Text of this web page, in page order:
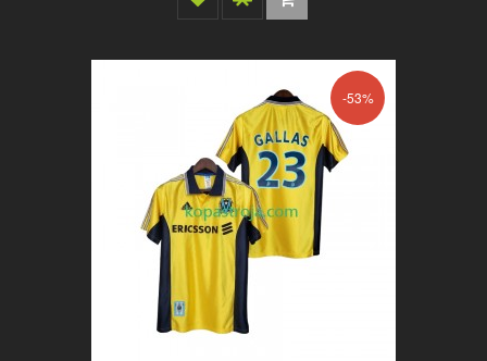
-53%